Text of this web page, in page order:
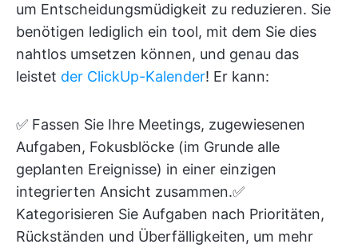
um Entscheidungsmüdigkeit zu reduzieren. Sie
benötigen lediglich ein tool, mit dem Sie dies
nahtlos umsetzen können, und genau das
leistet der ClickUp-Kalender! Er kann:
✅ Fassen Sie Ihre Meetings, zugewiesenen
Aufgaben, Fokusblöcke (im Grunde alle
geplanten Ereignisse) in einer einzigen
integrierten Ansicht zusammen.✅
Kategorisieren Sie Aufgaben nach Prioritäten,
Rückständen und Überfälligkeiten, um mehr